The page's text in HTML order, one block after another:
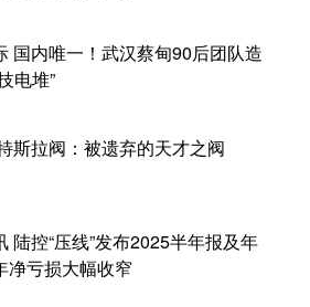
国内唯一！武汉蔡甸90后团队造
电堆”
斯拉阀：被遗弃的天才之阀
陆控“压线”发布2025半年报及年
净亏损大幅收窄